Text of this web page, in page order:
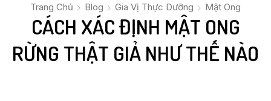
Trang Chủ Blog Gia Vị Thực Dưỡng Mật Ong
CÁCH XÁC ĐỊNH MẬT ONG
RỪNG THẬT GIẢ NHƯ THẾ NÀO